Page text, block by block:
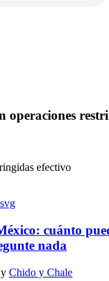
operaciones
efectivo
cuánto
nada
Chido y Chale